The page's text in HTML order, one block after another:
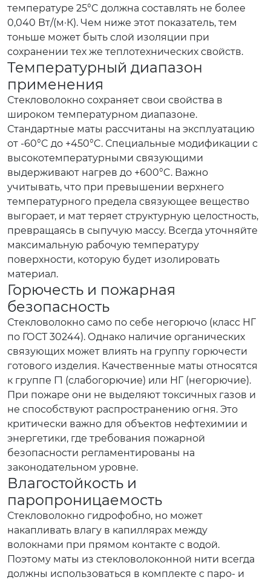
температуре 25°C должна составлять не более
0,040 Вт/(м·К). Чем ниже этот показатель, тем
тоньше может быть слой изоляции при
сохранении тех же теплотехнических свойств.
Температурный диапазон
применения
Стекловолокно сохраняет свои свойства в
широком температурном диапазоне.
Стандартные маты рассчитаны на эксплуатацию
от -60°C до +450°C. Специальные модификации с
высокотемпературными связующими
выдерживают нагрев до +600°C. Важно
учитывать, что при превышении верхнего
температурного предела связующее вещество
выгорает, и мат теряет структурную целостность,
превращаясь в сыпучую массу. Всегда уточняйте
максимальную рабочую температуру
поверхности, которую будет изолировать
материал.
Горючесть и пожарная
безопасность
Стекловолокно само по себе негорючо (класс НГ
по ГОСТ 30244). Однако наличие органических
связующих может влиять на группу горючести
готового изделия. Качественные маты относятся
к группе Г1 (слабогорючие) или НГ (негорючие).
При пожаре они не выделяют токсичных газов и
не способствуют распространению огня. Это
критически важно для объектов нефтехимии и
энергетики, где требования пожарной
безопасности регламентированы на
законодательном уровне.
Влагостойкость и
паропроницаемость
Стекловолокно гидрофобно, но может
накапливать влагу в капиллярах между
волокнами при прямом контакте с водой.
Поэтому маты из стекловолоконной нити всегда
должны использоваться в комплекте с паро- и